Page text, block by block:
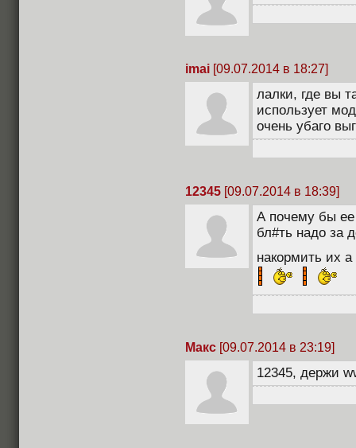
imai [09.07.2014 в 18:27]
лалки, где вы
использует
очень убаго
12345 [09.07.2014 в 18:39]
А почему бы ее
бл#ть надо за
накормить их
Макс [09.07.2014 в 23:19]
12345, держи